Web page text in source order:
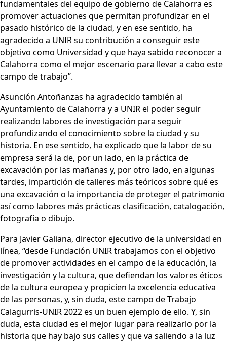
fundamentales del equipo de gobierno de Calahorra es
promover actuaciones que permitan profundizar en el
pasado histórico de la ciudad, y en ese sentido, ha
agradecido a UNIR su contribución a conseguir este
objetivo como Universidad y que haya sabido reconocer a
Calahorra como el mejor escenario para llevar a cabo este
campo de trabajo”.
Asunción Antoñanzas ha agradecido también al
Ayuntamiento de Calahorra y a UNIR el poder seguir
realizando labores de investigación para seguir
profundizando el conocimiento sobre la ciudad y su
historia. En ese sentido, ha explicado que la labor de su
empresa será la de, por un lado, en la práctica de
excavación por las mañanas y, por otro lado, en algunas
tardes, impartición de talleres más teóricos sobre qué es
una excavación o la importancia de proteger el patrimonio
así como labores más prácticas clasificación, catalogación,
fotografía o dibujo.
Para Javier Galiana, director ejecutivo de la universidad en
línea, “desde Fundación UNIR trabajamos con el objetivo
de promover actividades en el campo de la educación, la
investigación y la cultura, que defiendan los valores éticos
de la cultura europea y propicien la excelencia educativa
de las personas, y, sin duda, este campo de Trabajo
Calagurris-UNIR 2022 es un buen ejemplo de ello. Y, sin
duda, esta ciudad es el mejor lugar para realizarlo por la
historia que hay bajo sus calles y que va saliendo a la luz